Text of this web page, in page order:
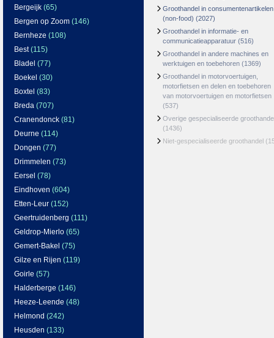
Bergeijk (65)
Bergen op Zoom (146)
Bernheze (108)
Best(115)
Bladel (77)
Boekel (30)
Boxtel (83)
Breda (707)
Cranendonck (81)
Deurne (114)
Dongen (77)
Drimmelen (73)
Eersel (78)
Eindhoven (604)
Etten-Leur (152)
Geertruidenberg (111)
Geldrop-Mierlo (65)
Gemert-Bakel (75)
Gilze en Rijen (119)
Goirle (57)
Halderberge (146)
Heeze-Leende (48)
Helmond (242)
Heusden (133)
Groothandel in consumentenartikelen
(non-food) (2027)
Groothandel in informatie- en
communicatieapparatuur (516)
Groothandel in andere machines en
werktuigen en toebehoren (1369)
Groothandel in motorvoertuigen,
motorfietsen en delen en toebehoren
van motorvoertuigen en motorfietsen
(537)
Overige gespecialiseerde
(1436)
Niet-gespecialiseerde groothandel